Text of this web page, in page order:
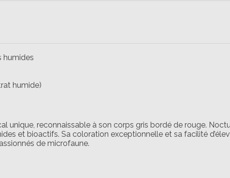
humides
humide)
unique, reconnaissable à son corps gris bordé de rouge.
et bioactifs. Sa coloration exceptionnelle et sa facilité
de microfaune.